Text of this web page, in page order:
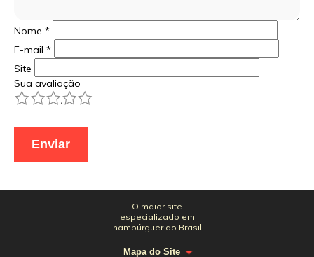
Nome *
E-mail *
Site
Sua avaliação
5
4
3
2
O maior site
especializado em
hambúrguer do Brasil
Mapa do Site